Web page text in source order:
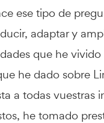
ese tipo de
adaptar y
que he vivido
he dado sobre
a todas vuestras
he tomado